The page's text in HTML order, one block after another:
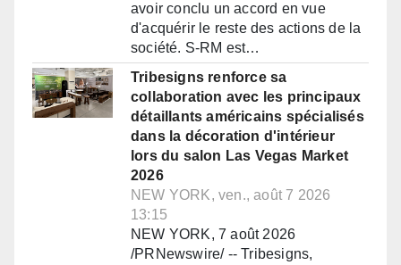
avoir conclu un accord en vue
d'acquérir le reste des actions de la
société. S-RM est…
Tribesigns renforce sa
collaboration avec les principaux
détaillants américains spécialisés
dans la décoration d'intérieur
lors du salon Las Vegas Market
2026
NEW YORK, ven., août 7 2026
13:15
NEW YORK, 7 août 2026
/PRNewswire/ -- Tribesigns,